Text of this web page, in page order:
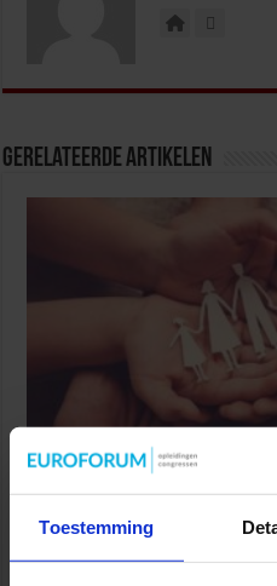
Toestemming
Gerelateerde Artikelen
Partijen maken afspraken
9 juli 2026